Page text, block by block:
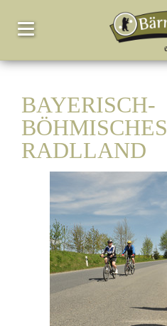
BAYERISCH-
BÖHMISCHES
RADLLAND